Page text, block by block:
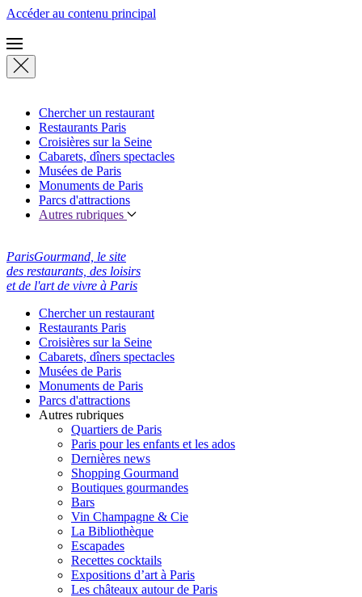
Accéder au contenu principal
Chercher un restaurant
Restaurants Paris
Croisières sur la Seine
Cabarets, dîners spectacles
Musées de Paris
Monuments de Paris
Parcs d'attractions
Autres rubriques
ParisGourmand, le site
des restaurants, des loisirs
et de l'art de vivre à Paris
Chercher un restaurant
Restaurants Paris
Croisières sur la Seine
Cabarets, dîners spectacles
Musées de Paris
Monuments de Paris
Parcs d'attractions
Autres rubriques
Quartiers de Paris
Paris pour les enfants et les ados
Dernières news
Shopping Gourmand
Boutiques gourmandes
Bars
Vin Champagne & Cie
La Bibliothèque
Escapades
Recettes cocktails
Expositions d’art à Paris
Les châteaux autour de Paris